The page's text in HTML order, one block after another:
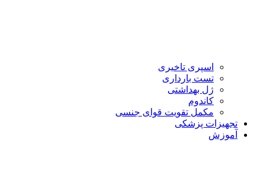
اسپری تاخیری
تست بارداری
ژل بهداشتی
کاندوم
مکمل تقویت قوای جنسی
تجهیزات پزشکی
آموزش